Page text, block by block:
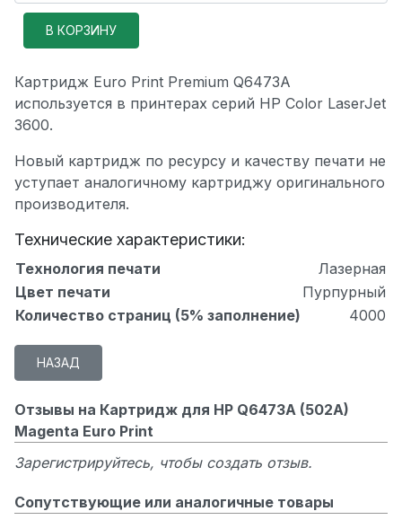
Картридж Euro Print Premium Q6473A
используется в принтерах серий HP Color LaserJet
3600.
Новый картридж по ресурсу и качеству печати не
уступает аналогичному картриджу оригинального
производителя.
Технические характеристики:
Технология печати
Лазерная
Цвет печати
Пурпурный
Количество страниц (5% заполнение)
4000
Отзывы на Картридж для HP Q6473A (502A)
Magenta Euro Print
Зарегистрируйтесь, чтобы создать отзыв.
Сопутствующие или аналогичные товары